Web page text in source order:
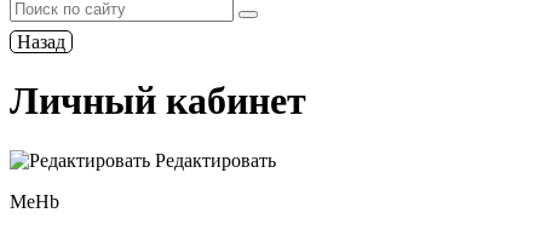
Назад
Личный кабинет
Редактировать
MeHb